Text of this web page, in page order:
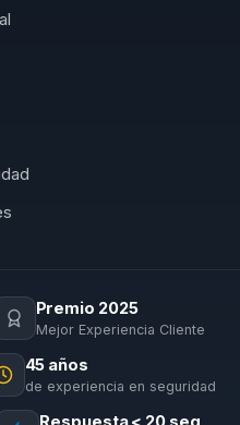
Premio 2025
Mejor Experiencia Cliente
45 años
de experiencia en seguridad